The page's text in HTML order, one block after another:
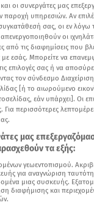
2026
ΚΟΡΟΝΟΪΟΣ
οι συνεργάτες μας
παροχή υπηρεσιών. Αν
σας, οι εν λόγω
οι
από τις διαφημίσεις που
με εσάς. Μπορείτε να
επιλογές σας ή να
τον σύνδεσμο
[ή το αιωρούμενο
εάν υπάρχει]. Οι
Για περισσότερες
μας
τα εξής:
γεωεντοπισμού.
για αναγνώριση
μιας συσκευής.
διαφήμισης και